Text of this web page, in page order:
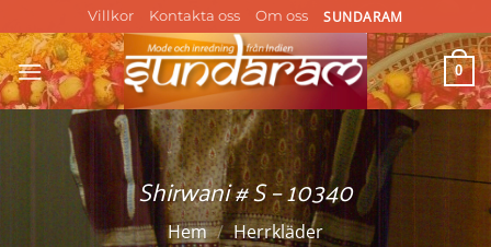
to
content
Villkor Kontakta oss Om oss SUNDARAM
0
Shirwani # S – 10340
Hem / Herrkläder